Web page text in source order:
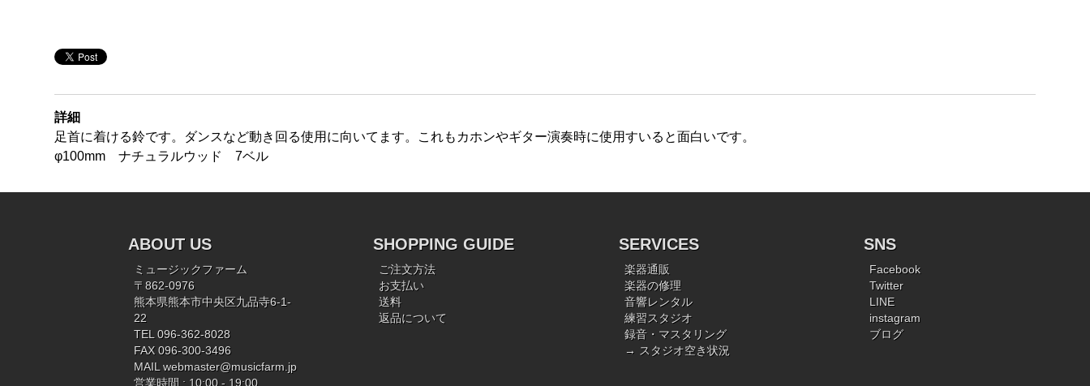
詳細
足首に着ける鈴です。ダンスなど動き回る使用に向いてます。これもカホンやギター演奏時に使用すいると面白いです。
φ100mm ナチュラルウッド 7ベル
ABOUT US
ミュージックファーム
〒862-0976
熊本県熊本市中央区九品寺6-1-
22
TEL 096-362-8028
FAX 096-300-3496
MAIL webmaster@musicfarm.jp
営業時間 : 10:00 - 19:00
SHOPPING GUIDE
ご注文方法
お支払い
送料
返品について
SERVICES
楽器通販
楽器の修理
音響レンタル
練習スタジオ
録音・マスタリング
→ スタジオ空き状況
SNS
Facebook
Twitter
LINE
instagram
ブログ